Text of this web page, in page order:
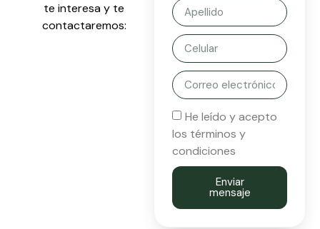
te interesa y te
contactaremos:
He leído y acepto
los términos y
condiciones
Enviar
mensaje